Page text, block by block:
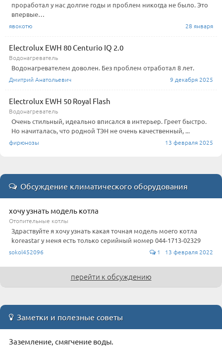
проработал у нас долгие годы и проблем никогда не было. Это
впервые…
явокотю 28 января
Electrolux EWH 80 Centurio IQ 2.0
Водонагреватель
Водонагревателем доволен. Без проблем отработал 8 лет.
Дмитрий Анатольевич 9 декабря 2025
Electrolux EWH 50 Royal Flash
Водонагреватель
Очень стильный, идеально вписался в интерьер. Греет быстро.
Но начиталась, что родной ТЭН не очень качественный, ...
фирюнозы 13 февраля 2025
Обсуждение климатического оборудования
хочу узнать модель котла
Отопительные котлы
Здраствуйте я хочу узнать какая точная модель моего котла
koreastar у меня есть только серийный номер 044-1713-02329
sokol452096 1 13 февраля 2022
перейти к обсуждению
Заметки и полезные советы
Заземление, смягчение воды.